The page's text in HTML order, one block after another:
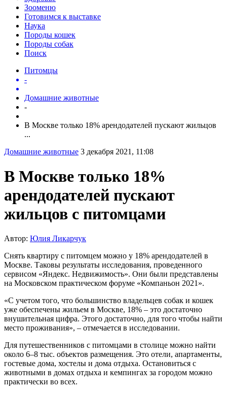
Зооменю
Готовимся к выставке
Наука
Породы кошек
Породы собак
Поиск
Питомцы
-
Домашние животные
-
В Москве только 18% арендодателей пускают жильцов
...
Домашние животные 3 декабря 2021, 11:08
В Москве только 18%
арендодателей пускают
жильцов с питомцами
Автор: Юлия Ликарчук
Снять квартиру с питомцем можно у 18% арендодателей в
Москве. Таковы результаты исследования, проведенного
сервисом «Яндекс. Недвижимость». Они были представлены
на Московском практическом форуме «Компаньон 2021».
«С учетом того, что большинство владельцев собак и кошек
уже обеспечены жильем в Москве, 18% – это достаточно
внушительная цифра. Этого достаточно, для того чтобы найти
место проживания», – отмечается в исследовании.
Для путешественников с питомцами в столице можно найти
около 6–8 тыс. объектов размещения. Это отели, апартаменты,
гостевые дома, хостелы и дома отдыха. Остановиться с
животными в домах отдыха и кемпингах за городом можно
практически во всех.